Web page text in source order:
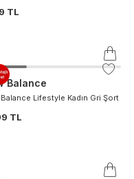
TL
Balance
Lifestyle Kadın Gri Şort
TL